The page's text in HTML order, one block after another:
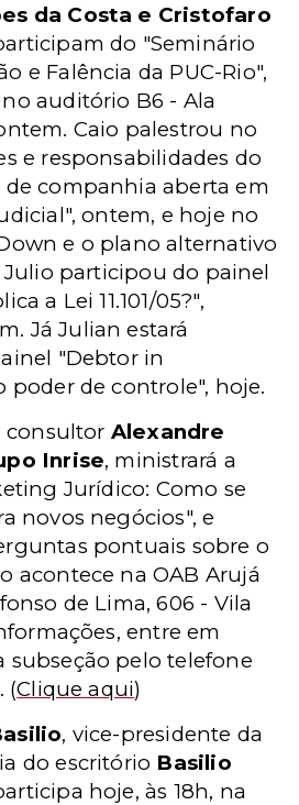
da Costa e Cristofaro
do "Seminário
e Falência da PUC-Rio",
auditório B6 - Ala
Caio palestrou no
e responsabilidades do
companhia aberta em
ontem, e hoje no
e o plano alternativo
Julio participou do painel
a Lei 11.101/05?",
Já Julian estará
"Debtor in
poder de controle", hoje.
consultor Alexandre
Inrise, ministrará a
Jurídico: Como se
novos negócios", e
pontuais sobre o
acontece na OAB Arujá
de Lima, 606 - Vila
entre em
subseção pelo telefone
(Clique aqui)
, vice-presidente da
do escritório Basilio
hoje, às 18h, na